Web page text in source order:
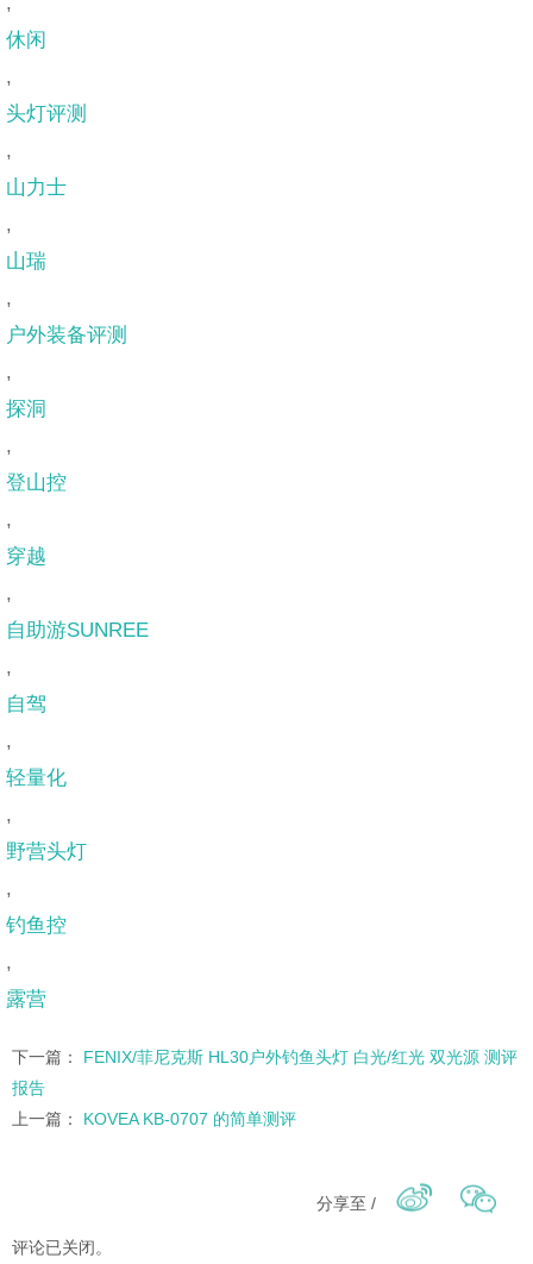
休闲
,
头灯评测
,
山力士
,
山瑞
,
户外装备评测
,
探洞
,
登山控
,
穿越
,
自助游SUNREE
,
自驾
,
轻量化
,
野营头灯
,
钓鱼控
,
露营
下一篇： FENIX/菲尼克斯 HL30户外钓鱼头灯 白光/红光 双光源 测评
报告
上一篇： KOVEA KB-0707 的简单测评
分享至 /
评论已关闭。